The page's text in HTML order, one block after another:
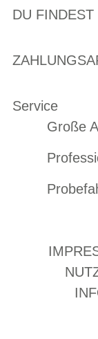
DU FINDEST
Service
Große